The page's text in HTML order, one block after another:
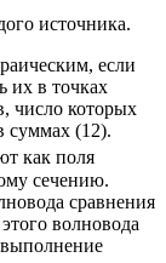
источника.
если
их в точках
число которых
суммах (12).
как поля
сечению.
сравнения
волновода